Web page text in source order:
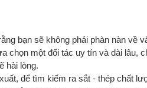
bạn sẽ không phải phàn nàn về
chọn một đối tác uy tín và dài
hài lòng.
để tìm kiếm ra sắt - thép chất